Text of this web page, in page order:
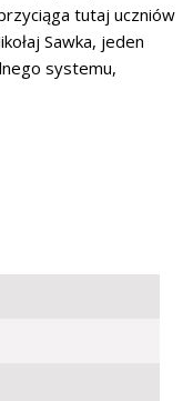
tutaj uczniów
Sawka, jeden
systemu,